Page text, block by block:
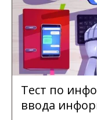
Тест по
ввода